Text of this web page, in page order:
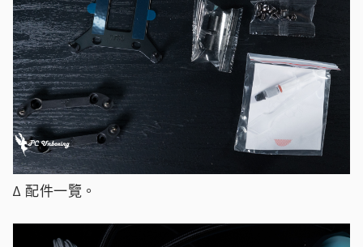
∆ 配件一覽。